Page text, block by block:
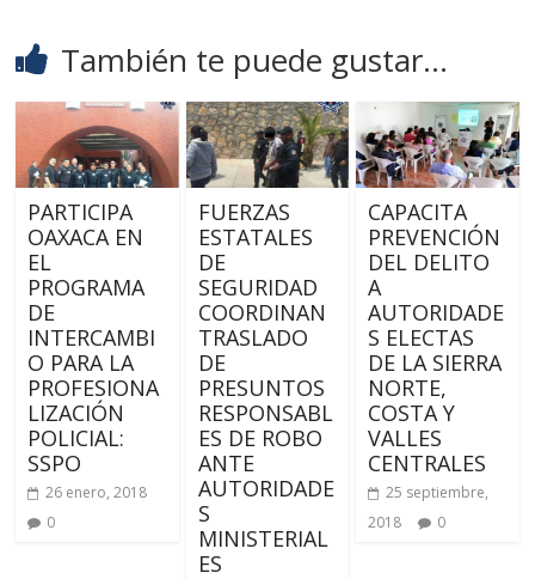
También te puede gustar...
PARTICIPA
OAXACA EN
EL
PROGRAMA
DE
INTERCAMBI
O PARA LA
PROFESIONA
LIZACIÓN
POLICIAL:
SSPO
26 enero, 2018
0
FUERZAS
ESTATALES
DE
SEGURIDAD
COORDINAN
TRASLADO
DE
PRESUNTOS
RESPONSABL
ES DE ROBO
ANTE
AUTORIDADE
S
MINISTERIAL
ES
CAPACITA
PREVENCIÓN
DEL DELITO
A
AUTORIDADE
S ELECTAS
DE LA SIERRA
NORTE,
COSTA Y
VALLES
CENTRALES
25 septiembre,
2018
0